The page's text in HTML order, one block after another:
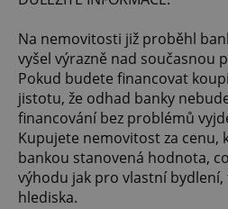
Na nemovitosti již proběhl
vyšel výrazně nad současnou
Pokud budete financovat
jistotu, že odhad banky
financování bez problémů
Kupujete nemovitost za cenu,
bankou stanovená hodnota,
výhodu jak pro vlastní bydlení,
hlediska.